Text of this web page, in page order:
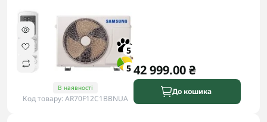
5
5
В наявності
Код товару: AR70F12C1BBNUA
42 999.00 ₴
До кошика